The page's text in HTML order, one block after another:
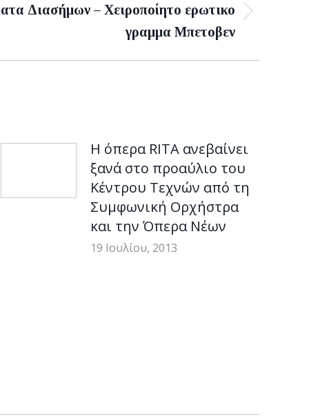
Διασήμων – Χειροποίητο ερωτικο
γραμμα Μπετοβεν
Η όπερα RITA ανεβαίνει
ξανά στο προαύλιο του
Κέντρου Τεχνών από τη
Συμφωνική Ορχήστρα
και την Όπερα Νέων
19 Ιουλίου, 2013